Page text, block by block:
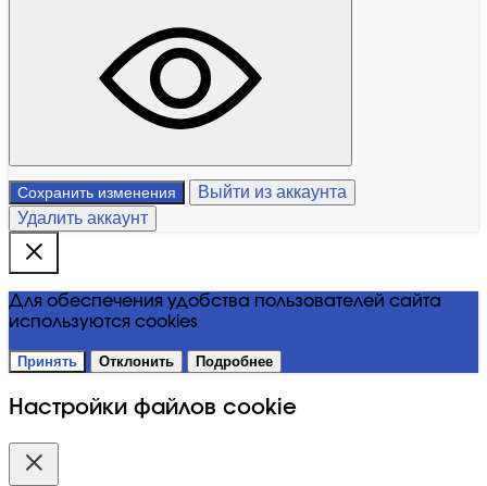
Сохранить изменения
Выйти из аккаунта
Удалить аккаунт
Для обеспечения удобства пользователей сайта
используются cookies
Принять Отклонить Подробнее
Настройки файлов cookie